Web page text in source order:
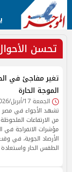
تحسن
تغير مفاجئ في
الموجة الحارة
الجمعة 17/أبريل/2026 - 11:02 ص
تشهد الأجواء في مصر
من الارتفاعات
مؤشرات الانفراجة في
الأرصاد الجوية، في
الطقس الحار واستعادة